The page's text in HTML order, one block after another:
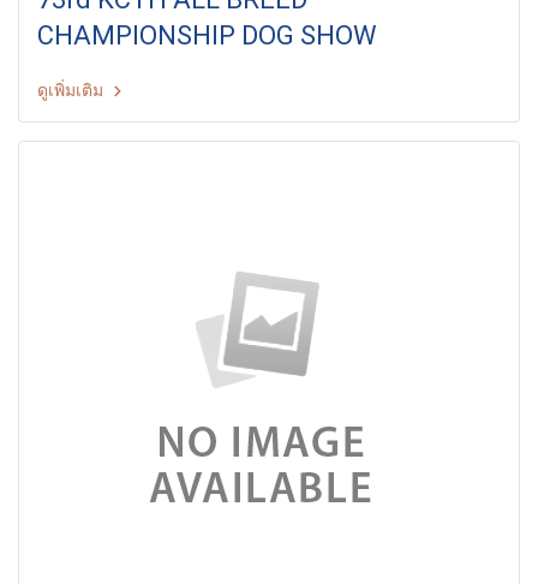
CHAMPIONSHIP DOG SHOW
ดูเพิ่มเติม